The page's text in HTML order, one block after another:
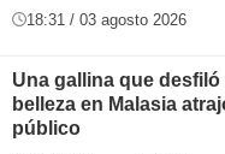
18:31 / 03 agosto 2026
Una gallina que
belleza en Malasia
público